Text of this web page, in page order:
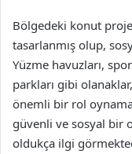
Bölgedeki konut
tasarlanmış olup,
Yüzme havuzları,
parkları gibi
önemli bir rol
güvenli ve sosyal bir
oldukça ilgi